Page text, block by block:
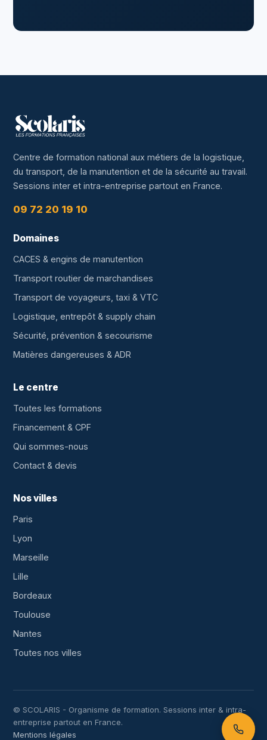
Centre de formation national aux métiers de la logistique,
du transport, de la manutention et de la sécurité au travail.
Sessions inter et intra-entreprise partout en France.
09 72 20 19 10
Domaines
CACES & engins de manutention
Transport routier de marchandises
Transport de voyageurs, taxi & VTC
Logistique, entrepôt & supply chain
Sécurité, prévention & secourisme
Matières dangereuses & ADR
Le centre
Toutes les formations
Financement & CPF
Qui sommes-nous
Contact & devis
Nos villes
Paris
Lyon
Marseille
Lille
Bordeaux
Toulouse
Nantes
Toutes nos villes
© SCOLARIS - Organisme de formation. Sessions inter & intra-
entreprise partout en France.
Mentions légales